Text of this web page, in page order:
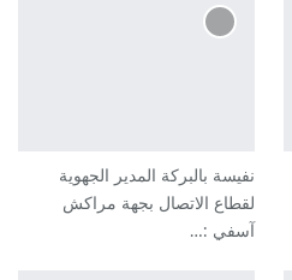
نفيسة بالبركة المدير الجهوية
لقطاع الاتصال بجهة مراكش
آسفي :…